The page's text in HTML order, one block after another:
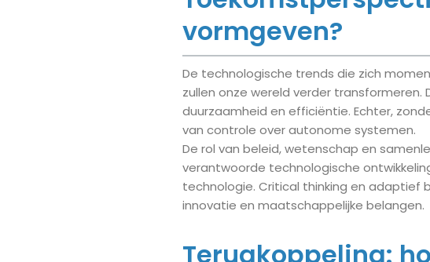
vormgeven?
De technologische trends die zich
zullen onze wereld verder
duurzaamheid en efficiëntie. Echter,
van controle over autonome systemen.
De rol van beleid, wetenschap en
verantwoorde technologische
technologie. Critical thinking en adaptief
innovatie en maatschappelijke belangen.
Terugkoppeling: